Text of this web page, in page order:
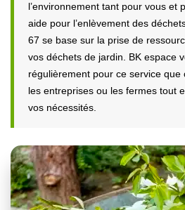
l’environnement tant pour vous et
aide pour l’enlèvement des
67 se base sur la prise de
vos déchets de jardin. BK espace
régulièrement pour ce service
les entreprises ou les fermes tout
vos nécessités.